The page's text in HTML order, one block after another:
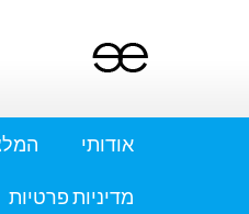
אודותי
מדיניות פרטיות